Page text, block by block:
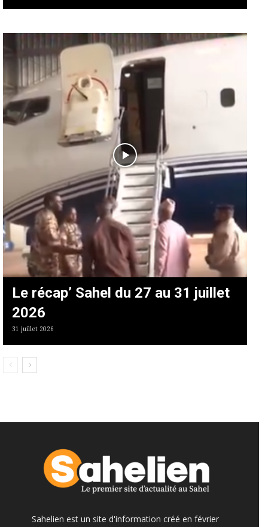
Le récap’ Sahel du 27 au 31 juillet
2026
31 juillet 2026
Sahelien est un site d'information créé en février